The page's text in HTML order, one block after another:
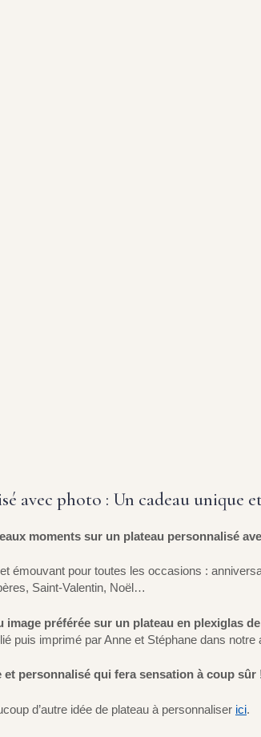
avec photo : Un cadeau unique
moments sur un plateau personnalisé
émouvant pour toutes les occasions :
Saint-Valentin, Noël…
image préférée sur un plateau en plexiglas
puis imprimé par Anne et Stéphane dans
et personnalisé qui fera sensation à coup sûr
d’autre idée de plateau à personnaliser ici.